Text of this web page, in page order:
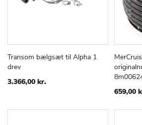
Læg i kurv
TILFØJ
SAMMENLIGN
Transom bælgsæt til Alpha 1
drev
3.366,00 kr.
Læg
659,00